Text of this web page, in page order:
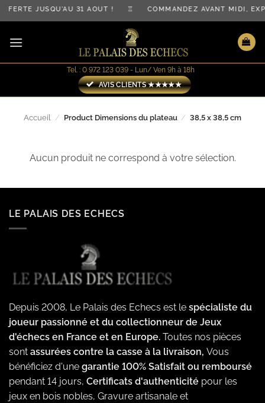
Passer
au
contenu
JUSQU'AU 31 AOÛT ! ♖ COMMANDEZ AVANT MIDI,
Tel. : 0 972 123 039 - Lun/ Ven 9h à 18h
AVIS CLIENTS ★★★★★
Accueil / Product Dimensions du plateau / 38,5 x 38,5 cm
Aucun produit ne correspond à votre sélection.
LE PALAIS DES ECHECS
Depuis 2008, Le Palais des Echecs est le spécialiste du
joueur passionné et du collectionneur de Jeux
d'échecs en France et en Europe. Toutes nos pièces
sont assurées contre la casse à la livraison, Vous
bénéficiez d'une garantie 100% Satisfait ou remboursé
pendant 14 jours, Certificats d'authenticité pour les
jeux en bois nobles, Gravure artisanale et